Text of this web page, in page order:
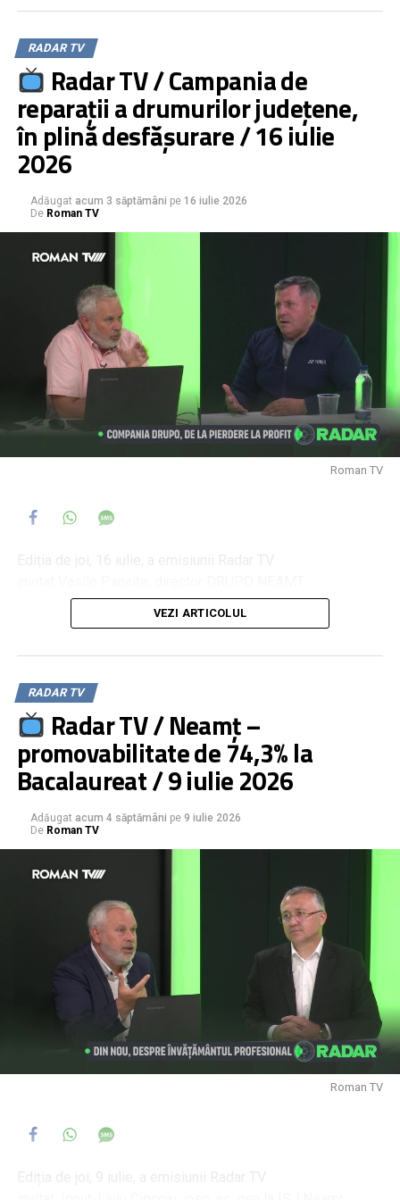
PNL, la răscruce. Cine vrea să rupă partidul și de ce
RADAR TV
Radar TV / Campania de
reparații a drumurilor județene,
în plină desfășurare / 16 iulie
2026
Adăugat acum 3 săptămâni pe 16 iulie 2026
De Roman TV
Roman TV
moderator: Daniel Muraru
desfășurare
VEZI ARTICOLUL
RADAR TV
Radar TV / Neamț –
promovabilitate de 74,3% la
Bacalaureat / 9 iulie 2026
Adăugat acum 4 săptămâni pe 9 iulie 2026
De Roman TV
Roman TV